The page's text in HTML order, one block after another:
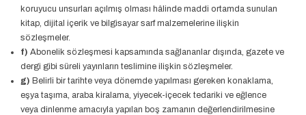
koruyucu unsurları açılmış olması hâlinde maddi ortamda sunulan
kitap, dijital içerik ve bilgisayar sarf malzemelerine ilişkin
sözleşmeler.
f) Abonelik sözleşmesi kapsamında sağlananlar dışında, gazete ve
dergi gibi süreli yayınların teslimine ilişkin sözleşmeler.
g) Belirli bir tarihte veya dönemde yapılması gereken konaklama,
eşya taşıma, araba kiralama, yiyecek-içecek tedariki ve eğlence
veya dinlenme amacıyla yapılan boş zamanın değerlendirilmesine